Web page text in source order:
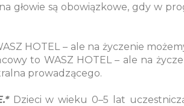
głowie są obowiązkowe, gdy w
HOTEL – ale na życzenie
to WASZ HOTEL – ale na
prowadzącego.
*Dzieci w wieku 0–5 lat